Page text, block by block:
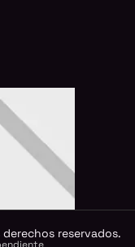
reservados.